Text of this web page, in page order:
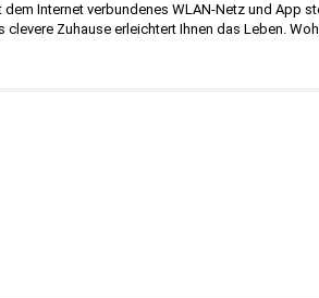
Internet verbundenes WLAN-Netz und App
Zuhause erleichtert Ihnen das Leben.